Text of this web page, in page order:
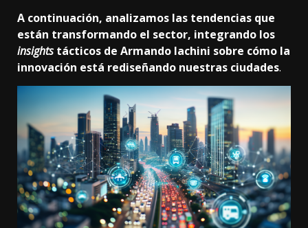
A continuación, analizamos las tendencias que
están transformando el sector, integrando los
insightstácticos de Armando Iachini sobre cómo la
innovación está rediseñando nuestras ciudades.